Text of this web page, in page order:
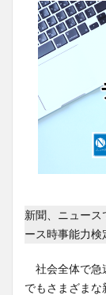
新聞、ニュース
ース時事能力検
社会全体で急
でもさまざまな